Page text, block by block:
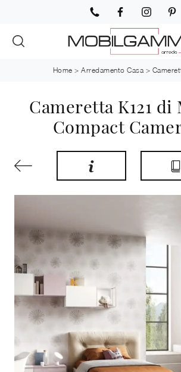
Home > Arredamento Casa >
Cameretta K121
Compact